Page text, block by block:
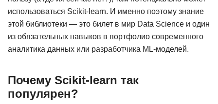
использоваться Scikit-learn. И именно поэтому знание
этой библиотеки — это билет в мир Data Science и один
из обязательных навыков в портфолио современного
аналитика данных или разработчика ML-моделей.
Почему Scikit-learn так
популярен?